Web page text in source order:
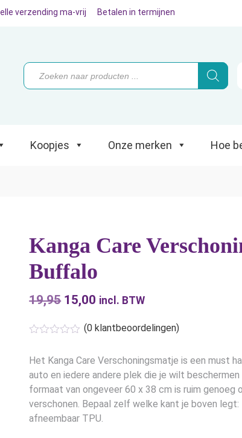
Koopjes Onze merken Hoe begin ik?
verzending ma-vrij Betalen in termijnen
Producten
zoeken
Koopjes Onze merken Hoe
Kanga Care
Buffalo
19,95 Oorspronkelijke
was:
€19,95.
15,00 Huidige
€15,00.
incl. BTW
(0klantbeoordelingen)
Het Kanga Care Verschoningsmatje is een must
auto en iedere andere plek die je wilt
formaat van ongeveer 60 x 38 cm is ruim genoeg
verschonen. Bepaal zelf welke kant je boven
afneembaar TPU.